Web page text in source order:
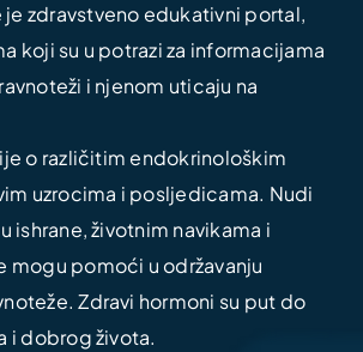
zdravstveno edukativni portal,
koji su u potrazi za informacijama
i njenom uticaju na
o različitim endokrinološkim
uzrocima i posljedicama. Nudi
ishrane, životnim navikama i
mogu pomoći u održavanju
Zdravi hormoni su put do
i dobrog života.